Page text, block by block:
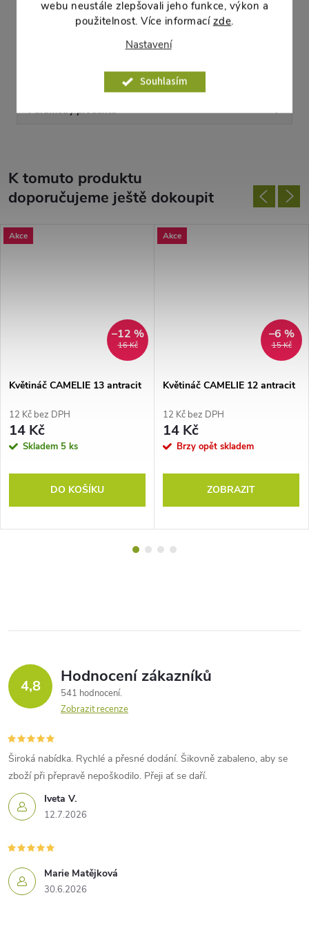
webu neustále zlepšovali jeho funkce, výkon a
použitelnost. Více informací zde.
Nastavení
Souhlasím
antracit
PP (polypropylen)
Květináč CAMELIE 13
Parametry produktu
K tomuto produktu
doporučujeme ještě dokoupit
Akce
16 Kč
–12 %
Květináč CAMELIE 13 antracit
12 Kč bez DPH
14 Kč
Skladem 5 ks
DO KOŠÍKU
Akce
15 Kč
–6 %
Květináč CAMELIE 12 antracit
12 Kč bez DPH
14 Kč
Brzy opět skladem
ZOBRAZIT
4,8 Hodnocení zákazníků
541 hodnocení
Zobrazit recenze
Iveta V.
12.7.2026
Široká nabídka. Rychlé a přesné dodání. Šikovně zabaleno, aby se
zboží při přepravě nepoškodilo. Přeji ať se daří.
Marie Matějková
30.6.2026